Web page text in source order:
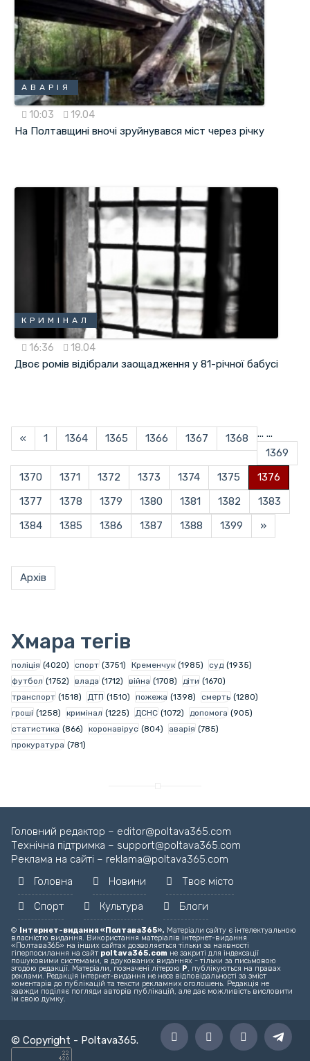
АВАРІЯ
10:03 19.04
На Полтавщині вночі зруйнувався міст через річку
КРИМІНАЛ
16:36 18.04
Двоє ромів відібрали заощадження у 81-річної бабусі
« 1 ...
1364 1365 1366 1367
1368
1369
1370
1371 1372 1373 1374 1375
1376
1377
1378 1379 1380 1381 1382
1383
1384
1385 1386 1387 1388
...
1399 »
Архів
Хмара тегів
поліція (4020) спорт (3751) Кременчук (1985) суд (1935)
футбол (1752) влада (1712) війна (1708) діти (1670)
транспорт (1518) ДТП (1510) пожежа (1398) смерть (1280)
гроші (1258) кримінал (1225) ДСНС (1072) допомога (905)
статистика (866) коронавірус (804) аварія (785)
прокуратура (781)
Головний редактор – editor@poltava365.com
Технічна підтримка – support@poltava365.com
Реклама на сайті – reklama@poltava365.com
Головна
Новини
Твоє місто
Спорт
Культура Блоги
© Інтернет-видання «Полтава365». Матеріали сайту є інтелектуальною
власністю видання. Використання матеріалів інтернет-видання
«Полтава365» на інших сайтах дозволяється тільки за наявності
гіперпосилання на сайт poltava365.com не закриті для індексації
пошуковими системами, в друкованих виданнях - тільки за письмовою
згодою редакції. Матеріали, позначені літерою Р, публікуються на правах
реклами. Редакція інтернет-видання не несе відповідальності за зміст
коментарів до публікацій та тексти рекламних оголошень. Редакція не
завжди поділяє погляди авторів публікацій, але дає можливість висловити
їм свою думку.
© Copyright - Poltava365.